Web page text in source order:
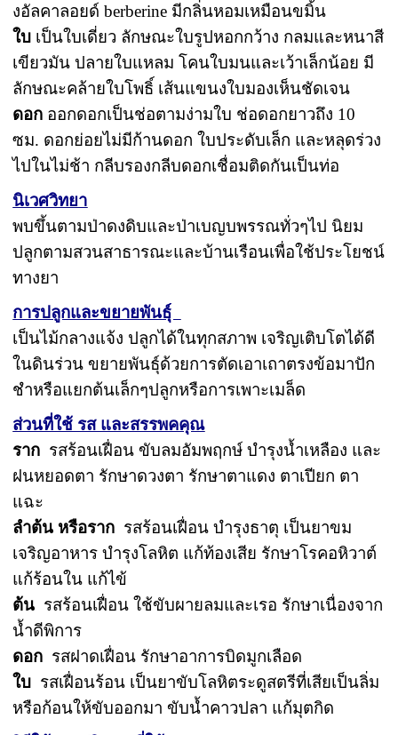
งอัลคาลอยด์ berberine มีกลิ่นหอมเหมือนขมิ้น
ใบ เป็นใบเดี่ยว ลักษณะใบรูปหอกกว้าง กลมและหนาสี
เขียวมัน ปลายใบแหลม โคนใบมนและเว้าเล็กน้อย มี
ลักษณะคล้ายใบโพธิ์ เส้นแขนงใบมองเห็นชัดเจน
ดอก ออกดอกเป็นช่อตามง่ามใบ ช่อดอกยาวถึง 10
ซม. ดอกย่อยไม่มีก้านดอก ใบประดับเล็ก และหลุดร่วง
ไปในไม่ช้า กลีบรองกลีบดอกเชื่อมติดกันเป็นท่อ
นิเวศวิทยา
พบขึ้นตามป่าดงดิบและป่าเบญบพรรณทั่วๆไป นิยม
ปลูกตามสวนสาธารณะและบ้านเรือนเพื่อใช้ประโยชน์
ทางยา
การปลูกและขยายพันธุ์
เป็นไม้กลางแจ้ง ปลูกได้ในทุกสภาพ เจริญเติบโตได้ดี
ในดินร่วน ขยายพันธ์ุด้วยการตัดเอาเถาตรงข้อมาปัก
ชำหรือแยกต้นเล็กๆปลูกหรือการเพาะเมล็ด
ส่วนที่ใช้ รส และสรรพคคุณ
ราก รสร้อนเฝื่อน ขับลมอัมพฤกษ์ บำรุงน้ำเหลือง และ
ฝนหยอดตา รักษาดวงตา รักษาตาแดง ตาเปียก ตา
แฉะ
ลำต้น หรือราก รสร้อนเฝื่อน บำรุงธาตุ เป็นยาขม
เจริญอาหาร บำรุงโลหิต แก้ท้องเสีย รักษาโรคอหิวาต์
แก้ร้อนใน แก้ไข้
ต้น รสร้อนเฝื่อน ใช้ขับผายลมและเรอ รักษาเนื่องจาก
น้ำดีพิการ
ดอก รสฝาดเฝื่อน รักษาอาการบิดมูกเลือด
ใบ รสเฝื่อนร้อน เป็นยาขับโลหิตระดูสตรีที่เสียเป็นลิ่ม
หรือก้อนให้ขับออกมา ขับน้ำคาวปลา แก้มุตกิด